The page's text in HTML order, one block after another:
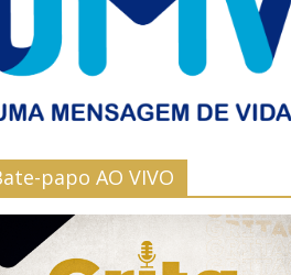
papo AO VIVO